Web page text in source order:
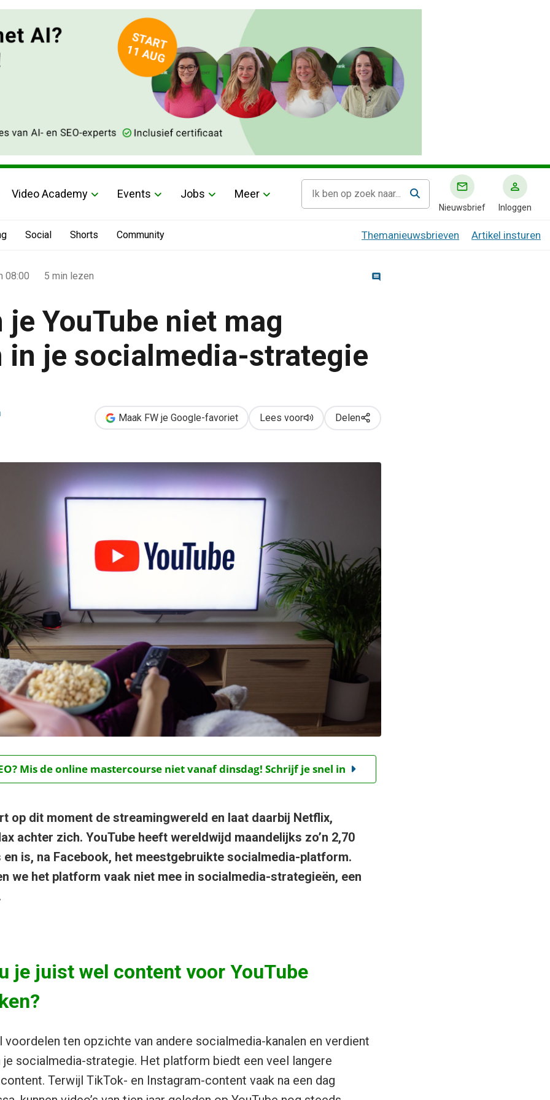
Video Academy Events Jobs Meer
Nieuwsbrief Inloggen
Social Shorts Community Themanieuwsbrieven Artikel insturen
08:00 5 min lezen
je YouTube niet mag
in je socialmedia-strategie
Maak FW je Google-favoriet Lees voor Delen
Mis de online mastercourse niet vanaf dinsdag! Schrijf je snel in
op dit moment de streamingwereld en laat daarbij Netflix,
achter zich. YouTube heeft wereldwijd maandelijks zo’n 2,70
is, na Facebook, het meestgebruikte socialmedia-platform.
we het platform vaak niet mee in socialmedia-strategieën, een
je juist wel content voor YouTube
voordelen ten opzichte van andere socialmedia-kanalen en verdient
je socialmedia-strategie. Het platform biedt een veel langere
Terwijl TikTok- en Instagram-content vaak na een dag